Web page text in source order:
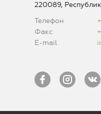
220089,
Телефон
Факс
E-mail